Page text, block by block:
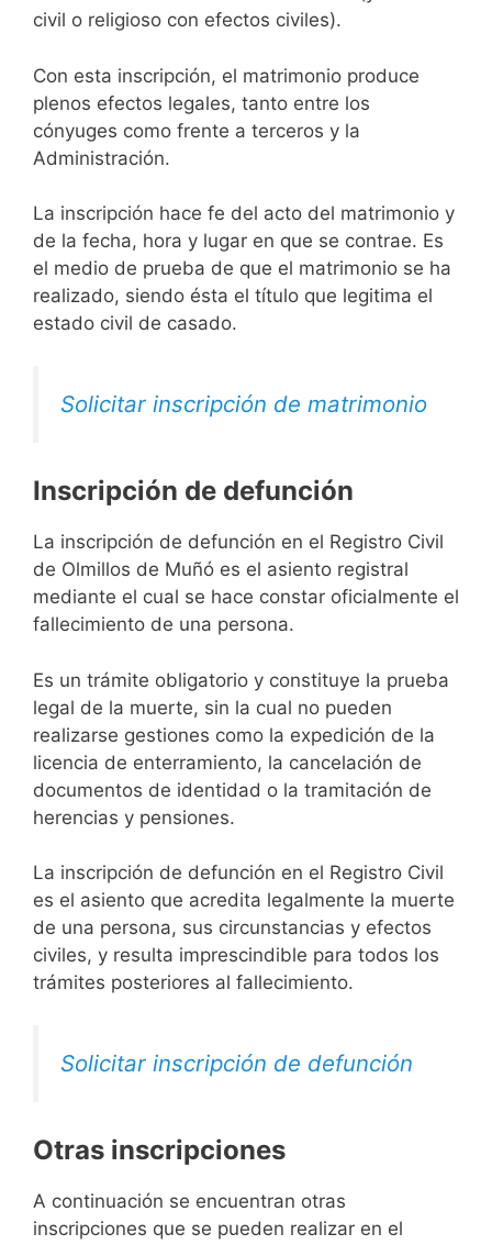
civil o religioso con efectos civiles).
Con esta inscripción, el matrimonio produce
plenos efectos legales, tanto entre los
cónyuges como frente a terceros y la
Administración.
La inscripción hace fe del acto del matrimonio y
de la fecha, hora y lugar en que se contrae. Es
el medio de prueba de que el matrimonio se ha
realizado, siendo ésta el título que legitima el
estado civil de casado.
Solicitar inscripción de matrimonio
Inscripción de defunción
La inscripción de defunción en el Registro Civil
de Olmillos de Muñó es el asiento registral
mediante el cual se hace constar oficialmente el
fallecimiento de una persona.
Es un trámite obligatorio y constituye la prueba
legal de la muerte, sin la cual no pueden
realizarse gestiones como la expedición de la
licencia de enterramiento, la cancelación de
documentos de identidad o la tramitación de
herencias y pensiones.
La inscripción de defunción en el Registro Civil
es el asiento que acredita legalmente la muerte
de una persona, sus circunstancias y efectos
civiles, y resulta imprescindible para todos los
trámites posteriores al fallecimiento.
Solicitar inscripción de defunción
Otras inscripciones
A continuación se encuentran otras
inscripciones que se pueden realizar en el